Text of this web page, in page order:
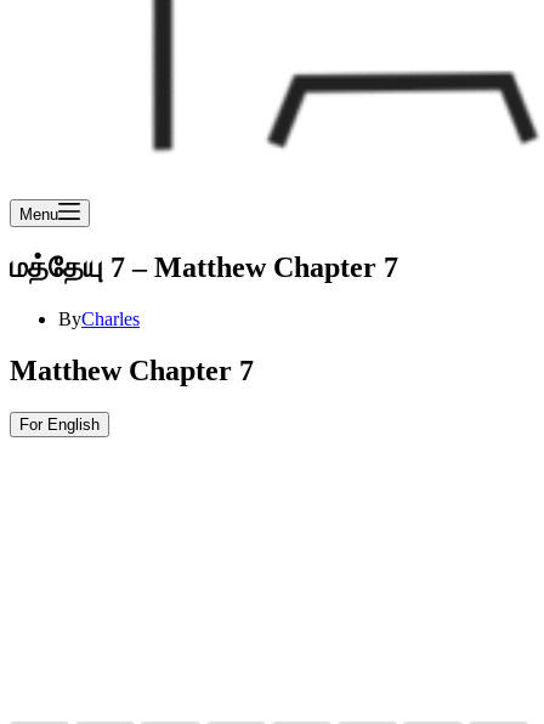
Menu
மத்தேயு 7 – Matthew Chapter 7
ByCharles
Matthew Chapter 7
For English